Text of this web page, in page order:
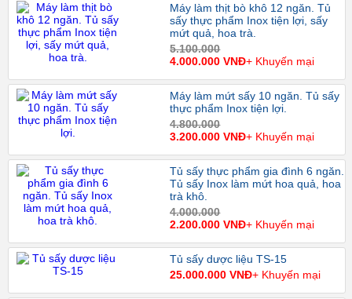
Máy làm thịt bò khô 12 ngăn. Tủ
sấy thực phẩm Inox tiện lợi, sấy
mứt quả, hoa trà.
5.100.000
4.000.000 VNĐ+ Khuyến mại
Máy làm mứt sấy 10 ngăn. Tủ sấy
thực phẩm Inox tiện lợi.
4.800.000
3.200.000 VNĐ+ Khuyến mại
Tủ sấy thực phẩm gia đình 6 ngăn.
Tủ sấy Inox làm mứt hoa quả, hoa
trà khô.
4.000.000
2.200.000 VNĐ+ Khuyến mại
Tủ sấy dược liệu TS-15
25.000.000 VNĐ+ Khuyến mại